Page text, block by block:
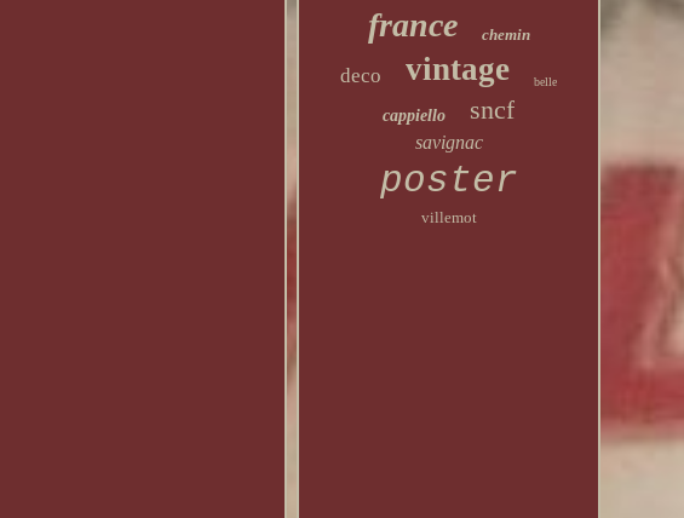
france chemin
deco vintage belle
cappiello sncf
savignac
poster
villemot